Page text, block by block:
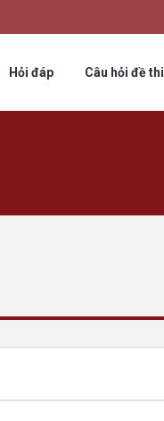
Hỏi đáp Câu hỏi đề thi